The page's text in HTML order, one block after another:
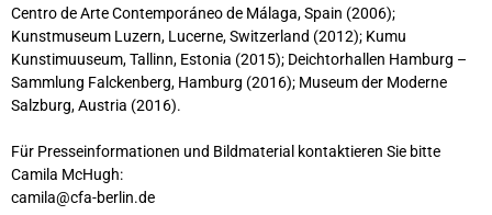
Centro de Arte Contemporáneo de Málaga, Spain (2006);
Kunstmuseum Luzern, Lucerne, Switzerland (2012); Kumu
Kunstimuuseum, Tallinn, Estonia (2015); Deichtorhallen Hamburg –
Sammlung Falckenberg, Hamburg (2016); Museum der Moderne
Salzburg, Austria (2016).
Für Presseinformationen und Bildmaterial kontaktieren Sie bitte
Camila McHugh:
camila@cfa-berlin.de